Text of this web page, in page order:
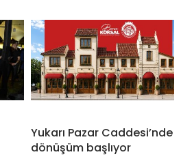
Yukarı Pazar Caddesi’nde
dönüşüm başlıyor